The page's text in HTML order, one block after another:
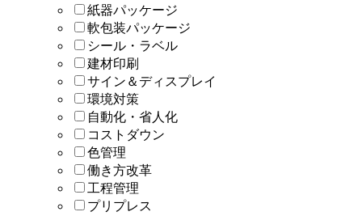
紙器パッケージ
軟包装パッケージ
シール・ラベル
建材印刷
サイン＆ディスプレイ
環境対策
自動化・省人化
コストダウン
色管理
働き方改革
工程管理
プリプレス